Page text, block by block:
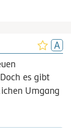
es gibt
Umgang